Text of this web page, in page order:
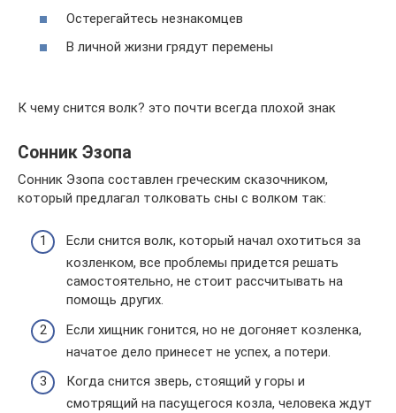
Остерегайтесь незнакомцев
В личной жизни грядут перемены
К чему снится волк? это почти всегда плохой знак
Сонник Эзопа
Сонник Эзопа составлен греческим сказочником,
который предлагал толковать сны с волком так:
Если снится волк, который начал охотиться за
козленком, все проблемы придется решать
самостоятельно, не стоит рассчитывать на
помощь других.
Если хищник гонится, но не догоняет козленка,
начатое дело принесет не успех, а потери.
Когда снится зверь, стоящий у горы и
смотрящий на пасущегося козла, человека ждут